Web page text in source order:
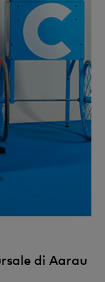
di Aarau